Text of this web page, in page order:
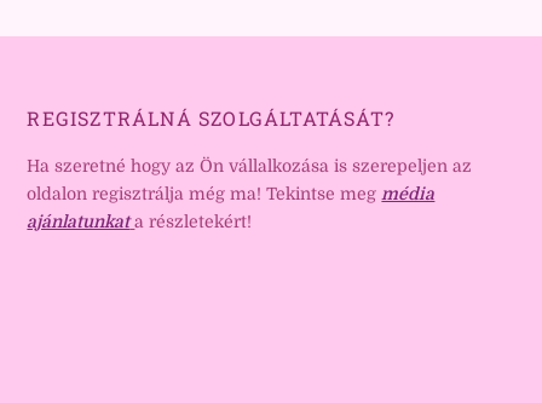
REGISZTRÁLNÁ SZOLGÁLTATÁSÁT?
Ha szeretné hogy az Ön vállalkozása is szerepeljen az
oldalon regisztrálja még ma! Tekintse meg média
ajánlatunkat a részletekért!